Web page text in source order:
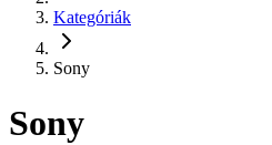
Kategóriák
Sony
Sony